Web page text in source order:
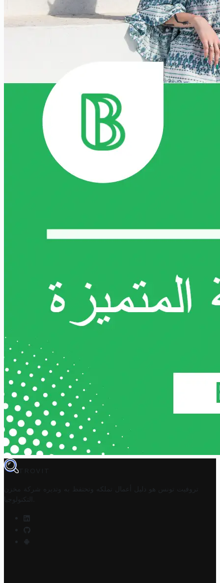
TROVIT
تروفيت تونس هو دليل أعمال تملكه وتحتفظ به وتديره
شركة مخزن
التكنولوجيا